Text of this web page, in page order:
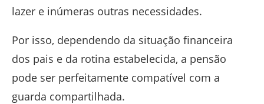
lazer e inúmeras outras necessidades.
Por isso, dependendo da situação financeira
dos pais e da rotina estabelecida, a pensão
pode ser perfeitamente compatível com a
guarda compartilhada.